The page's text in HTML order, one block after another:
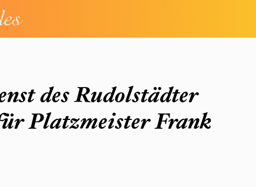
des Rudolstädter
Platzmeister Frank